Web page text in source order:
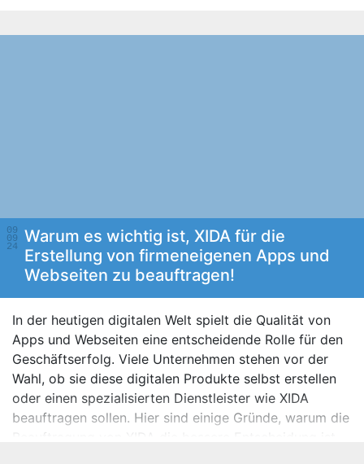
09
09
24
Warum es wichtig ist, XIDA für die
Erstellung von firmeneigenen Apps und
Webseiten zu beauftragen!
In der heutigen digitalen Welt spielt die Qualität von
Apps und Webseiten eine entscheidende Rolle für den
Geschäftserfolg. Viele Unternehmen stehen vor der
Wahl, ob sie diese digitalen Produkte selbst erstellen
oder einen spezialisierten Dienstleister wie XIDA
beauftragen sollen. Hier sind einige Gründe, warum die